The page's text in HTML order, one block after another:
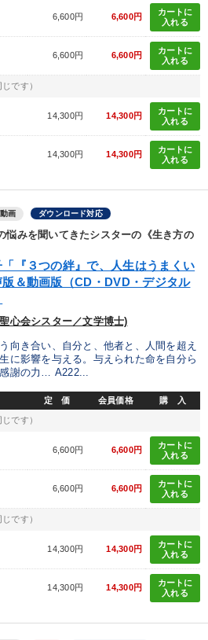
6,600円 6,600円
カートに
入れる
6,600円 6,600円
カートに
入れる
です）
14,300円 14,300円
カートに
入れる
14,300円 14,300円
カートに
入れる
画 ダウンロード対応
悩みを聞いてきたシスターの《生き方の
『３つの絆』で、人生はうまくい
版＆動画版（CD・DVD・デジタル
心会シスター／文学博士)
向き合い、自分と、他者と、人間を超え
に影響を与える。与えられた命を自分ら
謝の力… A222...
定 価 会員価格 購 入
です）
6,600円 6,600円
カートに
入れる
6,600円 6,600円
カートに
入れる
です）
14,300円 14,300円
カートに
入れる
14,300円 14,300円
カートに
入れる